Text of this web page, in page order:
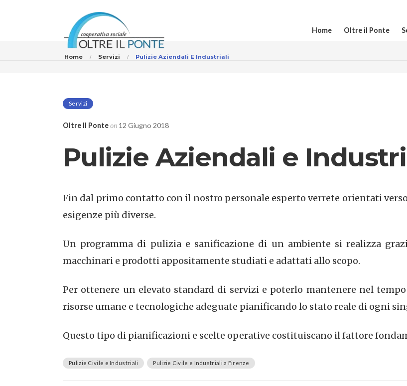
Home Oltre il Ponte
Home Servizi Pulizie Aziendali E Industriali
Servizi
Oltre Il Ponteon 12 Giugno 2018
Pulizie Aziendali e
Fin dal primo contatto con il nostro personale esperto verrete orientati
esigenze più diverse.
Un programma di pulizia e sanificazione di un ambiente si realizza
macchinari e prodotti appositamente studiati e adattati allo scopo.
Per ottenere un elevato standard di servizi e poterlo mantenere nel
risorse umane e tecnologiche adeguate pianificando lo stato reale di ogni
Questo tipo di pianificazioni e scelte operative costituiscano il fattore
Pulizie Civile e Industriali Pulizie Civile e Industriali a Firenze